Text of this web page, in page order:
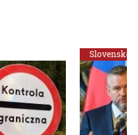
Slovensko